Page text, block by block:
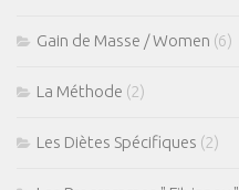
Gain de Masse / Women (6)
La Méthode (2)
Les Diètes Spécifiques (2)